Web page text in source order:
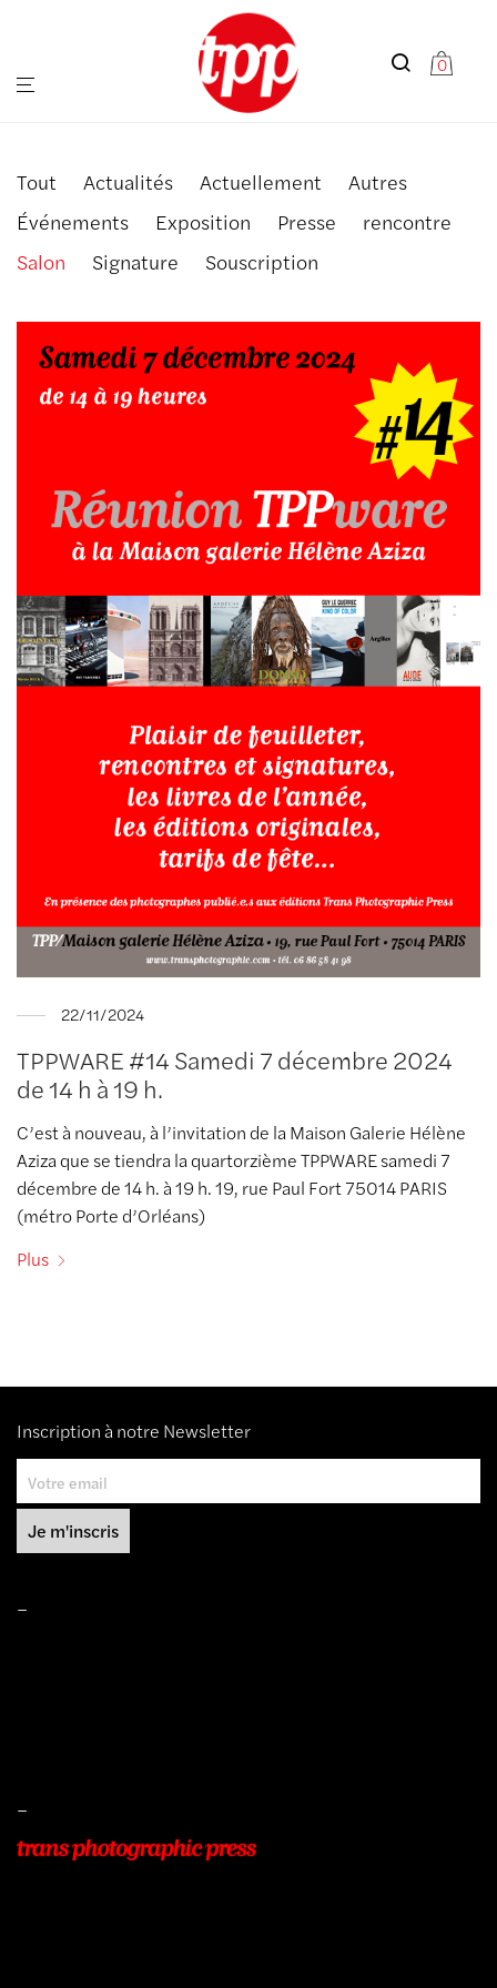
0
Tout Actualités Actuellement
Autres
Événements
Exposition Presse
rencontre
Salon
Signature Souscription
22/11/2024
TPPWARE #14 Samedi 7 décembre 2024
de 14 h à 19 h.
C’est à nouveau, à l’invitation de la Maison Galerie Hélène
Aziza que se tiendra la quartorzième TPPWARE samedi 7
décembre de 14 h. à 19 h. 19, rue Paul Fort 75014 PARIS
(métro Porte d’Orléans)
Plus
Inscription à notre Newsletter
–
–